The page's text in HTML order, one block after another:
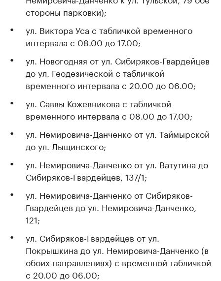
стороны парковки);
ул. Виктора Уса с табличкой временного
интервала с 08.00 до 17.00;
ул. Новогодняя от ул. Сибиряков-Гвардейцев
до ул. Геодезической с табличкой
временного интервала с 20.00 до 06.00;
ул. Саввы Кожевникова с табличкой
временного интервала с 08.00 до 17.00;
ул. Немировича-Данченко от ул. Таймырской
до ул. Лыщинского;
ул. Немировича-Данченко от ул. Ватутина до
Сибиряков-Гвардейцев, 137/1;
ул. Немировича-Данченко от Сибиряков-
Гвардейцев до ул. Немировича-Данченко,
121;
ул. Сибиряков-Гвардейцев от ул.
Покрышкина до ул. Немировича-Данченко (в
обоих направлениях) с временной табличкой
с 20.00 до 06.00;